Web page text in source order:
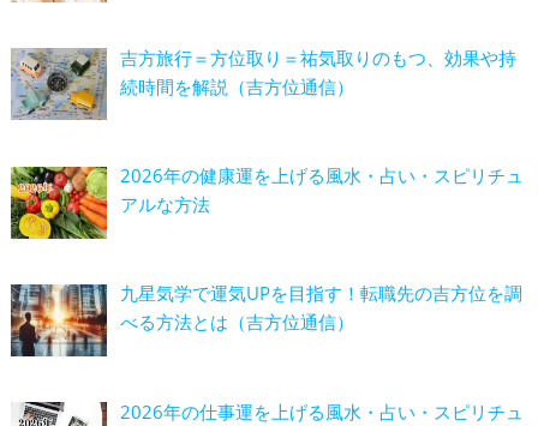
吉方旅行＝方位取り＝祐気取りのもつ、効果や持
続時間を解説（吉方位通信）
2026年の健康運を上げる風水・占い・スピリチュ
アルな方法
九星気学で運気UPを目指す！転職先の吉方位を調
べる方法とは（吉方位通信）
2026年の仕事運を上げる風水・占い・スピリチュ